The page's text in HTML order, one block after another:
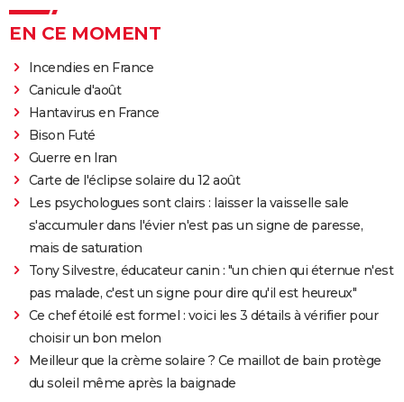
EN CE MOMENT
Incendies en France
Canicule d'août
Hantavirus en France
Bison Futé
Guerre en Iran
Carte de l'éclipse solaire du 12 août
Les psychologues sont clairs : laisser la vaisselle sale
s'accumuler dans l'évier n'est pas un signe de paresse,
mais de saturation
Tony Silvestre, éducateur canin : "un chien qui éternue n'est
pas malade, c'est un signe pour dire qu'il est heureux"
Ce chef étoilé est formel : voici les 3 détails à vérifier pour
choisir un bon melon
Meilleur que la crème solaire ? Ce maillot de bain protège
du soleil même après la baignade